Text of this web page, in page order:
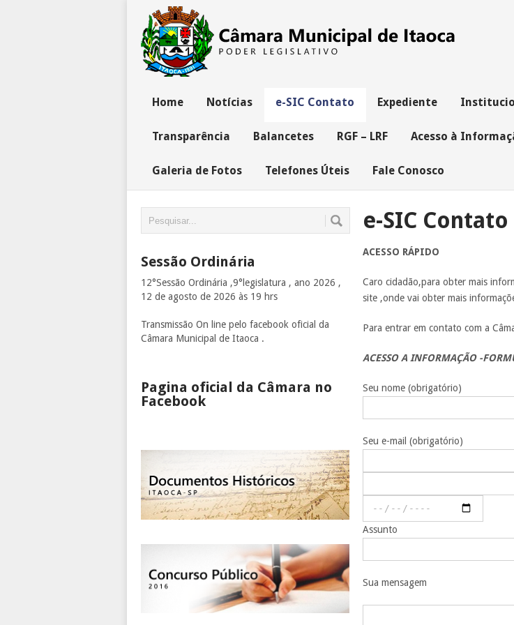
Home Notícias e-SIC Contato Expediente
Transparência Balancetes RGF – LRF Acesso à
Galeria de Fotos Telefones Úteis Fale Conosco
e-SIC Contato
ACESSO RÁPIDO
Caro cidadão,para obter mais
site ,onde vai obter mais
Para entrar em contato com a
ACESSO A INFORMAÇÃO -
Seu nome (obrigatório)
Seu e-mail (obrigatório)
Assunto
Sua mensagem
Sessão Ordinária
12°Sessão Ordinária ,9°legislatura , ano 2026 ,
12 de agosto de 2026 às 19 hrs
Transmissão On line pelo facebook oficial da
Câmara Municipal de Itaoca .
Pagina oficial da Câmara no
Facebook